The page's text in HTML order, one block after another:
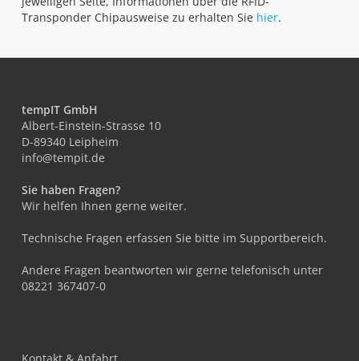
Transponder Chipausweise zu erhalten Sie hier.
tempIT GmbH
Albert-Einstein-Strasse 10
D-89340 Leipheim
info@tempit.de
Sie haben Fragen?
Wir helfen Ihnen gerne weiter.
Technische Fragen erfassen Sie bitte im Supportbereich.
Andere Fragen beantworten wir gerne telefonisch unter
08221 367407-0